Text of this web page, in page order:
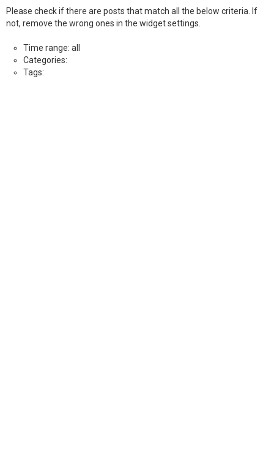
Please check if there are posts that match all the below criteria. If
not, remove the wrong ones in the widget settings.
Time range: all
Categories:
Tags: